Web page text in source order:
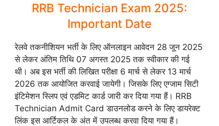
RRB Technician Exam 2025:
Important Date
रेलवे तकनीशियन भर्ती के लिए ऑनलाइन आवेदन 28 जून 2025
से लेकर अंतिम तिथि 07 अगस्त 2025 तक स्वीकार की गई
थी। अब इस भर्ती की लिखित परीक्षा 6 मार्च से लेकर 13 मार्च
2026 तक आयोजित करवाई जायेगी। जिसके लिए एग्जाम सिटी
इंटिमेशन स्लिप एवं एडमिट कार्ड जारी कर दिया गया हैं। RRB
Technician Admit Card डाउनलोड करने के लिए डायरेक्ट
लिंक इस आर्टिकल के अंत में उपलब्ध करवा दिया गया हैं।